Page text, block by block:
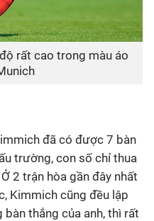
rất cao trong màu áo
đã có được 7 bàn
trường, con số chỉ thua
2 trận hòa gần đây nhất
Kimmich cũng đều lập
thắng của anh, thì rất